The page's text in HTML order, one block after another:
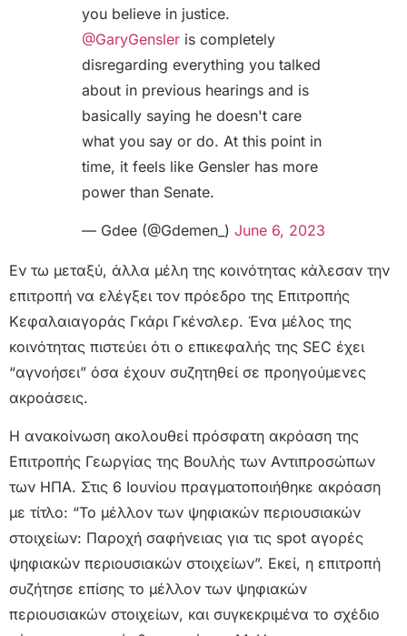
you believe in justice.
@GaryGensler is completely
disregarding everything you talked
about in previous hearings and is
basically saying he doesn't care
what you say or do. At this point in
time, it feels like Gensler has more
power than Senate.
— Gdee (@Gdemen_) June 6, 2023
Εν τω μεταξύ, άλλα μέλη της κοινότητας κάλεσαν την
επιτροπή να ελέγξει τον πρόεδρο της Επιτροπής
Κεφαλαιαγοράς Γκάρι Γκένσλερ. Ένα μέλος της
κοινότητας πιστεύει ότι ο επικεφαλής της SEC έχει
“αγνοήσει” όσα έχουν συζητηθεί σε προηγούμενες
ακροάσεις.
Η ανακοίνωση ακολουθεί πρόσφατη ακρόαση της
Επιτροπής Γεωργίας της Βουλής των Αντιπροσώπων
των ΗΠΑ. Στις 6 Ιουνίου πραγματοποιήθηκε ακρόαση
με τίτλο: “Το μέλλον των ψηφιακών περιουσιακών
στοιχείων: Παροχή σαφήνειας για τις spot αγορές
ψηφιακών περιουσιακών στοιχείων”. Εκεί, η επιτροπή
συζήτησε επίσης το μέλλον των ψηφιακών
περιουσιακών στοιχείων, και συγκεκριμένα το σχέδιο